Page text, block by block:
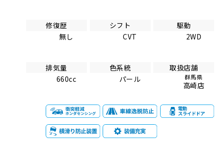
修復歴
無し
シフト
CVT
駆動
2WD
排気量
660cc
色系統
パール
取扱店舗
群馬県
高崎店